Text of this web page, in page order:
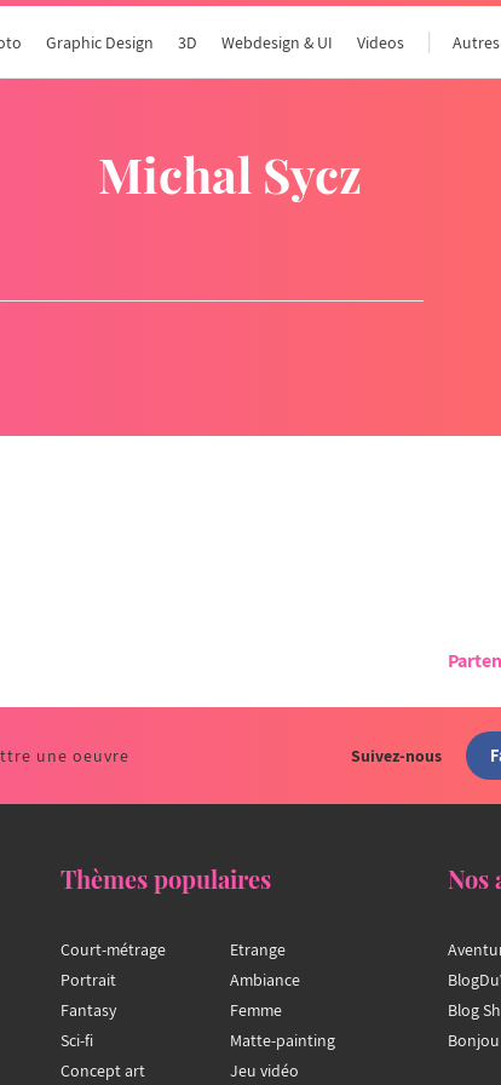
Graphic Design 3D Webdesign & UI Videos Autres
Michal Sycz
une oeuvre Suivez-nous
Thèmes populaires
Court-métrage
Portrait
Fantasy
Sci-fi
Concept art
Etrange
Ambiance
Femme
Matte-painting
Jeu vidéo
Nos
Blog